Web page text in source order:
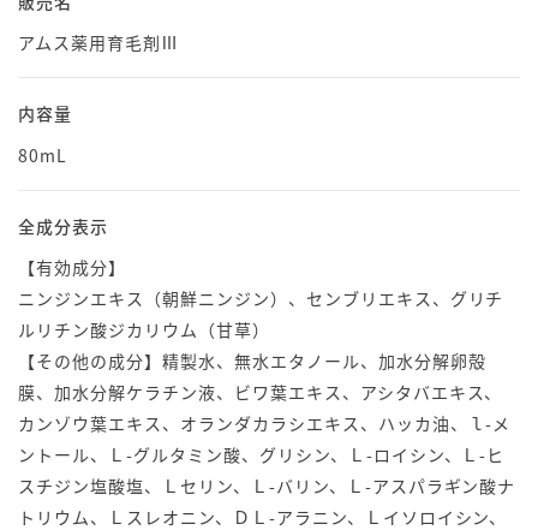
アムス薬用育毛剤Ⅲ
内容量
80mL
全成分表示
【有効成分】
ニンジンエキス（朝鮮ニンジン）、センブリエキス、グリチ
ルリチン酸ジカリウム（甘草）
【その他の成分】精製水、無水エタノール、加水分解卵殻
膜、加水分解ケラチン液、ビワ葉エキス、アシタバエキス、
カンゾウ葉エキス、オランダカラシエキス、ハッカ油、ｌ-メ
ントール、Ｌ-グルタミン酸、グリシン、Ｌ-ロイシン、Ｌ-ヒ
スチジン塩酸塩、Ｌセリン、Ｌ-バリン、Ｌ-アスパラギン酸ナ
トリウム、Ｌスレオニン、ＤＬ-アラニン、Ｌイソロイシン、